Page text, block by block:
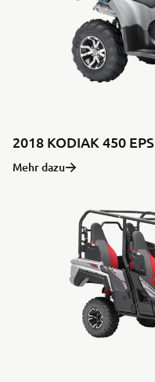
2018 KODIAK 450 EPS
Mehr dazu